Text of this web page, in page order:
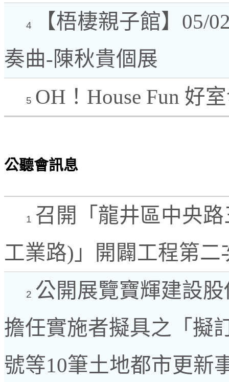
4
【梧棲親子館】05/
奏曲-陳秋貴個展
5 OH！House Fun 好
公聽會訊息
1 召開「龍井區中央
工業路)」開闢工程第二
2 公開展覽寶輝建設
擔任實施者擬具之「擬
號等10筆土地都市更新